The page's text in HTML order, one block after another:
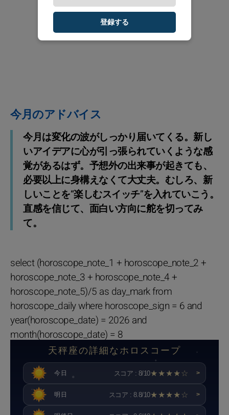
今月のアドバイス
今月は変化の波がしっかり届いてくる。新し
いアイデアに心が引っ張られていくような感
覚があるはず。予想外の出来事が起きても、
必要以上に身構えなくて大丈夫。むしろ、新
しいことを“楽しむスイッチ”を入れていこう。
直感を信じて、面白い方向に舵を切ってみ
て。
select (horoscope_note_1 + horoscope_note_2 +
horoscope_note_3 + horoscope_note_4 +
horoscope_note_5)/5 as day_mark from
horoscope_daily where horoscope_sign = 6 and
year(horoscope_date) = 2026 and
month(horoscope_date) = 8
天秤座の詳細なホロスコープ
今日 スコア : 8/10★★★★☆ >
明日 スコア : 8.8/10★★★★☆ >
登録する